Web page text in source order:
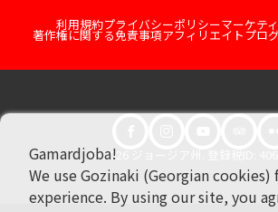
利用規約プライバシーポリシーマーケテ
著作権に関する免責事項アフィリエイトプロ
© 2026 ジョージア州. 登録税ID:
Gamardjoba!
We use Gozinaki (Georgian
experience. By using our site, you